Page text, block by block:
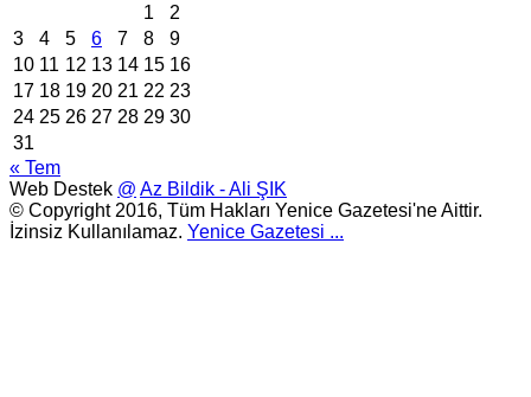
1
2
3
4 5 6 7 8
9
10 11 12 13 14 15 16
17 18 19 20 21 22 23
24 25 26 27 28 29 30
31
« Tem
Web Destek @ Az Bildik - Ali ŞIK
© Copyright 2016, Tüm Hakları Yenice Gazetesi'ne Aittir.
İzinsiz Kullanılamaz. Yenice Gazetesi ...